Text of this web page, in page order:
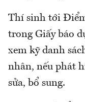
Thí sinh tới
trong Giấy báo
xem kỹ danh
nhân, nếu phát
sửa, bổ sung.